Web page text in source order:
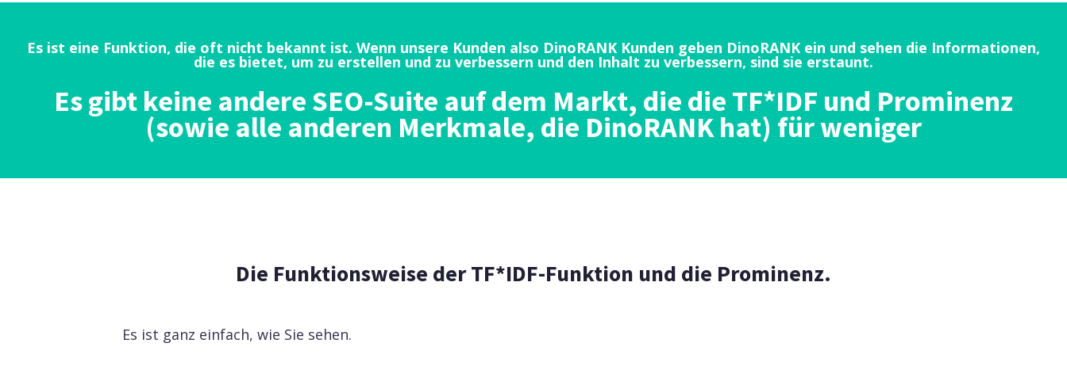
Es ist eine Funktion, die oft nicht bekannt ist. Wenn unsere Kunden also DinoRANK Kunden geben DinoRANK ein und sehen die Informationen,
die es bietet, um zu erstellen und zu verbessern und den Inhalt zu verbessern, sind sie erstaunt.
Es gibt keine andere SEO-Suite auf dem Markt, die die TF*IDF und Prominenz
(sowie alle anderen Merkmale, die DinoRANK hat) für weniger
Die Funktionsweise der TF*IDF-Funktion und die Prominenz.
Es ist ganz einfach, wie Sie sehen.